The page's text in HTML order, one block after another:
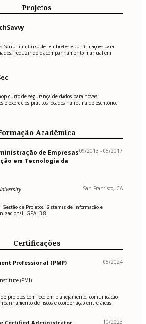
Projetos
Script um fluxo de lembretes e confirmações para
reduzindo o acompanhamento manual em
curto de segurança de dados para novas
e exercícios práticos focados na rotina de escritório.
Acadêmica
de Empresas
em Tecnologia da
09/2013 - 05/2017
San Francisco, CA
de Projetos, Sistemas de Informação e
GPA: 3.8
Certificações
Professional (PMP) 05/2024
(PMI)
de projetos com foco em planejamento, comunicação
de riscos e coordenação entre áreas.
Certified Administrator 10/2023